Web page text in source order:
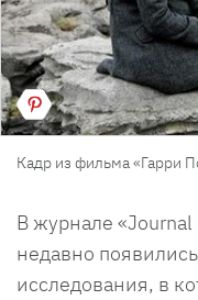
Кадр из фильма «Гарри
В журнале
недавно
исследования, в